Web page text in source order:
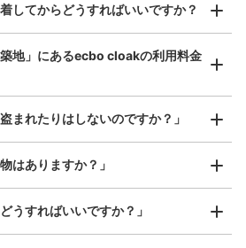
市場駅駅から徒歩6分
所向かいにあります。
で荷物の写真を
いチェックイン完了
舗や24時間営業店舗等も多数提携しています
/ 日
ーカーなど）
してからどうすればいいですか？
築地」にあるecbo cloakの利用料金
まれたりはしないのですか？」
はありますか？」
うすればいいですか？」